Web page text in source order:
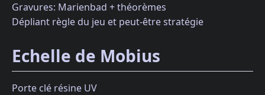
Gravures: Marienbad + théorèmes
Dépliant règle du jeu et peut-être stratégie
Echelle de Mobius
Porte clé résine UV